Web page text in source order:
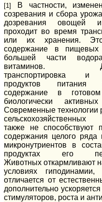
[1]
В частности,
созревания и сбора
дозревания овощей
проходит во время
или их хранения.
содержание в пищевых
большей части
витаминов.
транспортировка и
продуктов питания
содержание в готовом
биологически
Современные технологии
также не способствуют
содержания целого ряда
микронутриентов в
продуктах его
Животных откармливают
условиях гиподинамии,
отличается от
дополнительно
стимуляторов, роста и